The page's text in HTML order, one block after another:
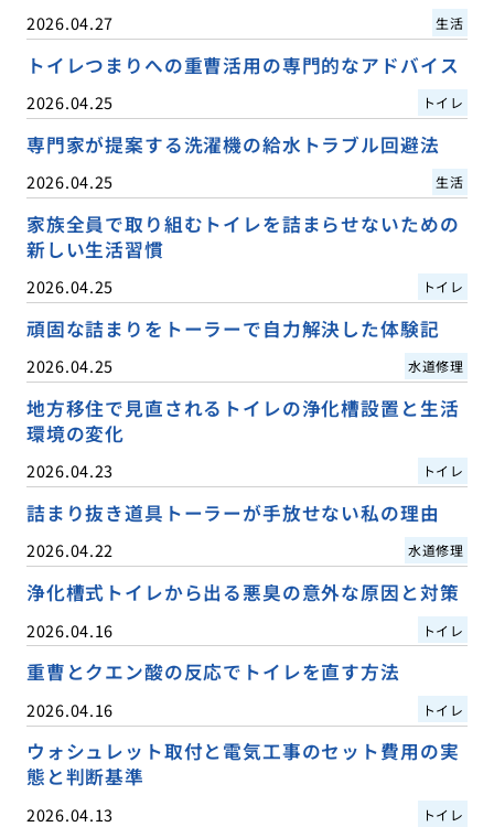
2026.04.27 生活
トイレつまりへの重曹活用の専門的なアドバイス
2026.04.25 トイレ
専門家が提案する洗濯機の給水トラブル回避法
2026.04.25 生活
家族全員で取り組むトイレを詰まらせないための
新しい生活習慣
2026.04.25 トイレ
頑固な詰まりをトーラーで自力解決した体験記
2026.04.25 水道修理
地方移住で見直されるトイレの浄化槽設置と生活
環境の変化
2026.04.23 トイレ
詰まり抜き道具トーラーが手放せない私の理由
2026.04.22 水道修理
浄化槽式トイレから出る悪臭の意外な原因と対策
2026.04.16 トイレ
重曹とクエン酸の反応でトイレを直す方法
2026.04.16 トイレ
ウォシュレット取付と電気工事のセット費用の実
態と判断基準
2026.04.13 トイレ